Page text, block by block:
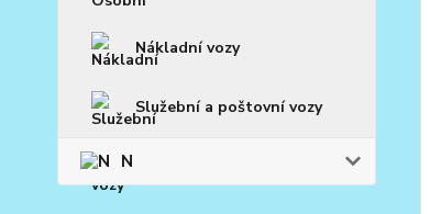
Nákladní vozy
Služební a poštovní vozy
N